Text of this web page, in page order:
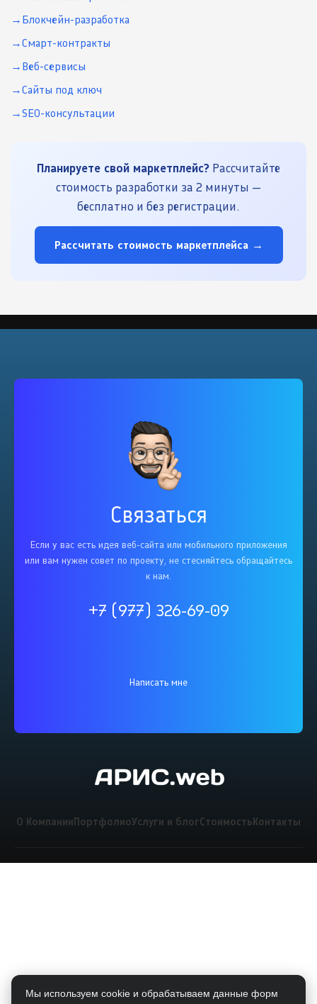
Блокчейн-разработка
Смарт-контракты
Веб-сервисы
Сайты под ключ
SEO-консультации
Планируете свой маркетплейс? Рассчитайте
стоимость разработки за 2 минуты —
бесплатно и без регистрации.
Рассчитать стоимость маркетплейса →
Связаться
Если у вас есть идея веб-сайта или мобильного приложения
или вам нужен совет по проекту, не стесняйтесь обращайтесь
к нам.
+7 (977) 326-69-09
Написать мне
О КомпанииПортфолиоУслуги и блогСтоимостьКонтакты
Мы используем cookie и обрабатываем данные форм